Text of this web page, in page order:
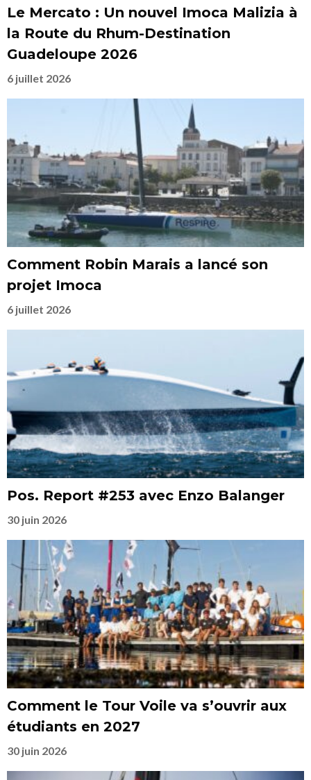
Le Mercato : Un nouvel Imoca Malizia à
la Route du Rhum-Destination
Guadeloupe 2026
6 juillet 2026
Comment Robin Marais a lancé son
projet Imoca
6 juillet 2026
Pos. Report #253 avec Enzo Balanger
30 juin 2026
Comment le Tour Voile va s’ouvrir aux
étudiants en 2027
30 juin 2026